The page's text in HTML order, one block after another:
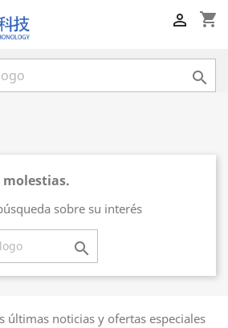
shopping_cart


sobre su interés

últimas noticias y ofertas especiales